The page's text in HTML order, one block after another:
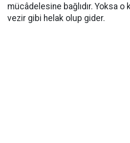
mücâdelesine bağlıdır. Yoksa o
vezir gibi helak olup gider.